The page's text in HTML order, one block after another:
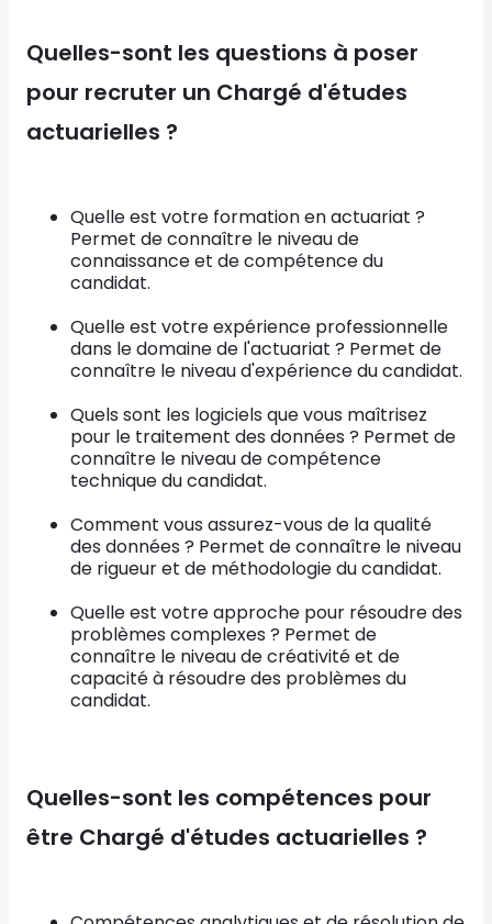
Quelles-sont les questions à poser
pour recruter un Chargé d'études
actuarielles ?
Quelle est votre formation en actuariat ?
Permet de connaître le niveau de
connaissance et de compétence du
candidat.
Quelle est votre expérience professionnelle
dans le domaine de l'actuariat ? Permet de
connaître le niveau d'expérience du candidat.
Quels sont les logiciels que vous maîtrisez
pour le traitement des données ? Permet de
connaître le niveau de compétence
technique du candidat.
Comment vous assurez-vous de la qualité
des données ? Permet de connaître le niveau
de rigueur et de méthodologie du candidat.
Quelle est votre approche pour résoudre des
problèmes complexes ? Permet de
connaître le niveau de créativité et de
capacité à résoudre des problèmes du
candidat.
Quelles-sont les compétences pour
être Chargé d'études actuarielles ?